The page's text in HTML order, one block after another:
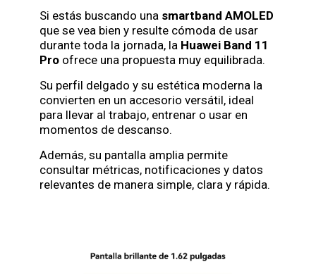
Si estás buscando una smartband AMOLED
que se vea bien y resulte cómoda de usar
durante toda la jornada, la Huawei Band 11
Pro ofrece una propuesta muy equilibrada.
Su perfil delgado y su estética moderna la
convierten en un accesorio versátil, ideal
para llevar al trabajo, entrenar o usar en
momentos de descanso.
Además, su pantalla amplia permite
consultar métricas, notificaciones y datos
relevantes de manera simple, clara y rápida.